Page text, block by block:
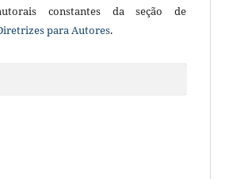
constantes da seção de
para Autores.